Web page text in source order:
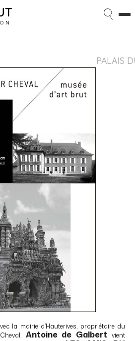
PALAIS
la mairie d’Hauterives, propriétaire du
Antoine de Galbert vient